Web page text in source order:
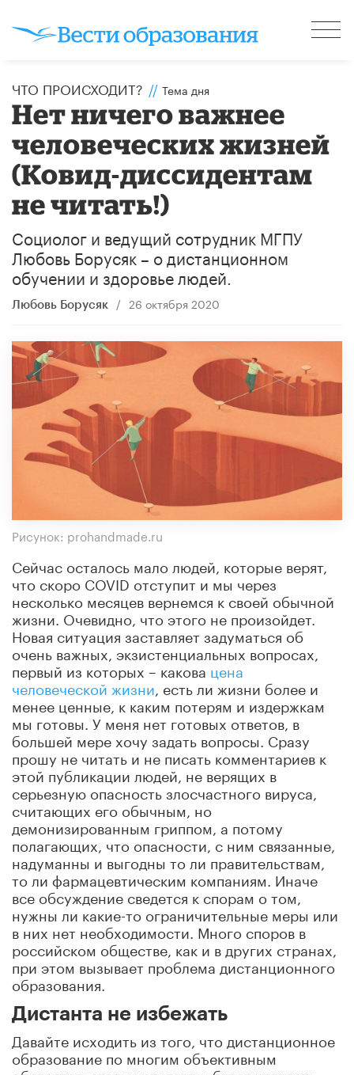
ЧТО ПРОИСХОДИТ? // Тема дня
Нет ничего важнее
человеческих жизней
(Ковид-диссидентам
не читать!)
Социолог и ведущий сотрудник МГПУ
Любовь Борусяк – о дистанционном
обучении и здоровье людей.
Любовь Борусяк / 26 октября 2020
Рисунок: prohandmade.ru
Сейчас осталось мало людей, которые верят,
что скоро COVID отступит и мы через
несколько месяцев вернемся к своей обычной
жизни. Очевидно, что этого не произойдет.
Новая ситуация заставляет задуматься об
очень важных, экзистенциальных вопросах,
первый из которых – какова цена
человеческой жизни , есть ли жизни более и
менее ценные, к каким потерям и издержкам
мы готовы. У меня нет готовых ответов, в
большей мере хочу задать вопросы. Сразу
прошу не читать и не писать комментариев к
этой публикации людей, не верящих в
серьезную опасность злосчастного вируса,
считающих его обычным, но
демонизированным гриппом, а потому
полагающих, что опасности, с ним связанные,
надуманны и выгодны то ли правительствам,
то ли фармацевтическим компаниям. Иначе
все обсуждение сведется к спорам о том,
нужны ли какие-то ограничительные меры или
в них нет необходимости. Много споров в
российском обществе, как и в других странах,
при этом вызывает проблема дистанционного
образования.
Дистанта не избежать
Давайте исходить из того, что дистанционное
образование по многим объективным